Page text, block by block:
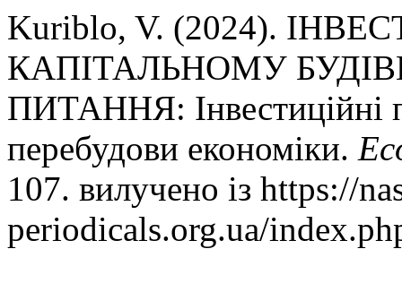
Kuriblo, V. (2024).
КАПІТАЛЬНОМУ
ПИТАННЯ: Інвестиційні
перебудови економіки.
107. вилучено із https://
periodicals.org.ua/